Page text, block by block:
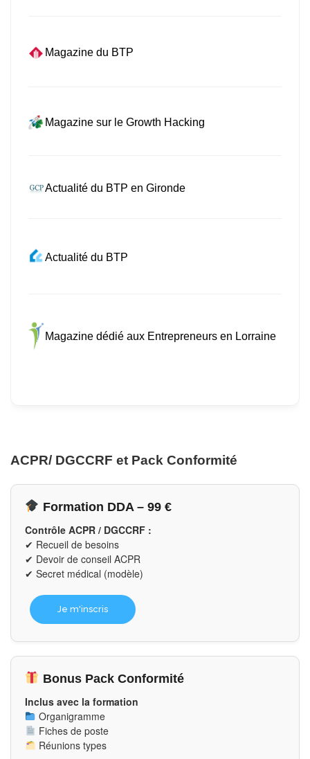
Magazine du BTP
Magazine sur le Growth Hacking
Actualité du BTP en Gironde
Actualité du BTP
Magazine dédié aux Entrepreneurs en Lorraine
ACPR/ DGCCRF et Pack Conformité
Formation DDA – 99 €
Contrôle ACPR / DGCCRF :
✔ Recueil de besoins
✔ Devoir de conseil ACPR
✔ Secret médical (modèle)
Je m'inscris
Bonus Pack Conformité
Inclus avec la formation
Organigramme
Fiches de poste
Réunions types